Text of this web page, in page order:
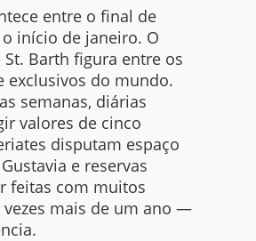
entre o final de
início de janeiro. O
St. Barth figura entre os
exclusivos do mundo.
semanas, diárias
valores de cinco
disputam espaço
e reservas
feitas com muitos
mais de um ano —